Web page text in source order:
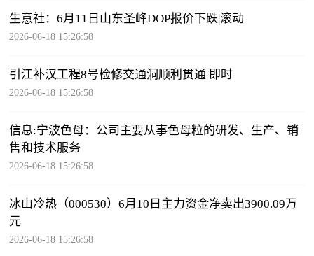
生意社：6月11日山东圣峰DOP报价下跌|滚动
2026-06-18 15:26:58
引江补汉工程8号检修交通洞顺利贯通 即时
2026-06-18 15:26:58
信息:宁波色母：公司主要从事色母粒的研发、生产、销
售和技术服务
2026-06-18 15:26:58
冰山冷热（000530）6月10日主力资金净卖出3900.09万
元
2026-06-18 15:26:58